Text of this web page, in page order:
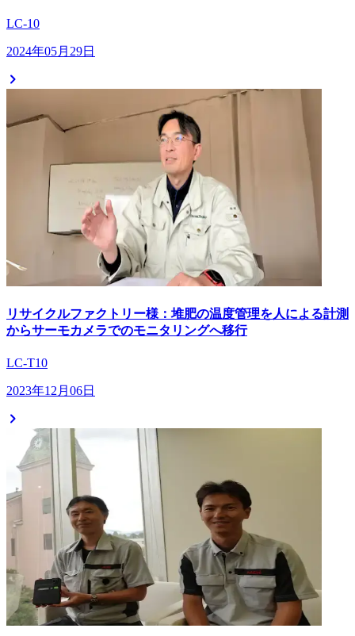
LC-10
2024年05月29日
リサイクルファクトリー様：堆肥の温度管理を人による計測
からサーモカメラでのモニタリングへ移行
LC-T10
2023年12月06日